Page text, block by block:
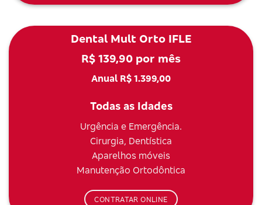
Dental Mult Orto IFLE
R$ 139,90 por mês
Anual R$ 1.399,00
Todas as Idades
Urgência e Emergência.
Cirurgia, Dentística
Aparelhos móveis
Manutenção Ortodôntica
CONTRATAR ONLINE